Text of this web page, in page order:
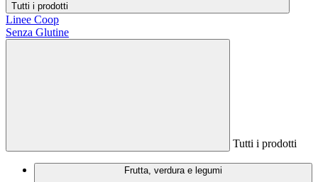
Tutti i prodotti
Linee Coop
Senza Glutine
Tutti i prodotti
Frutta, verdura e legumi